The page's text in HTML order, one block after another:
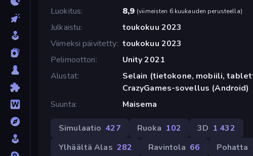
Luokitus
8,9 (viimeisten 6 kuukauden perusteella)
Julkaistu
toukokuu 2023
Viimeksi päivitetty toukokuu 2023
Pelimoottori
Unity 2021
Alustat
Selain (tietokone, mobiili,
CrazyGames-sovellus (Android)
Suunta
Maisema
Simulaatio 427 Ruoka 102 3D 1 432
Ylhäältä Alas 282 Ravintola 66 Pohatta